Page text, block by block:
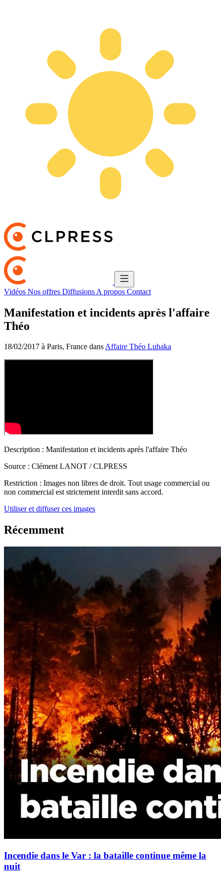
Vidéos Nos offres Diffusions A propos Contact
Manifestation et incidents après l'affaire
Théo
18/02/2017 à Paris, France dansAffaire Théo Luhaka
Description : Manifestation et incidents après l'affaire Théo
Source : Clément LANOT / CLPRESS
Restriction : Images non libres de droit. Tout usage commercial ou
non commercial est strictement interdit sans accord.
Utiliser et diffuser ces images
Récemment
Incendie dans le Var : la bataille continue même la
nuit